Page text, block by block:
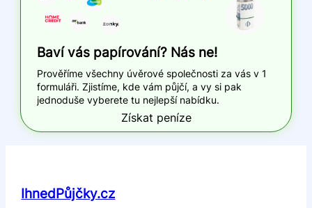
Baví vás papírování? Nás ne!
Prověříme všechny úvěrové společnosti za vás v 1
formuláři. Zjistíme, kde vám půjčí, a vy si pak
jednoduše vyberete tu nejlepší nabídku.
Získat peníze
IhnedPůjčky.cz